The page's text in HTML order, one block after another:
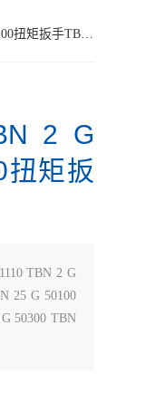
矩扳手TBN 10
2 G
扭矩扳
TBN 2 G
25 G 50100
50300 TBN